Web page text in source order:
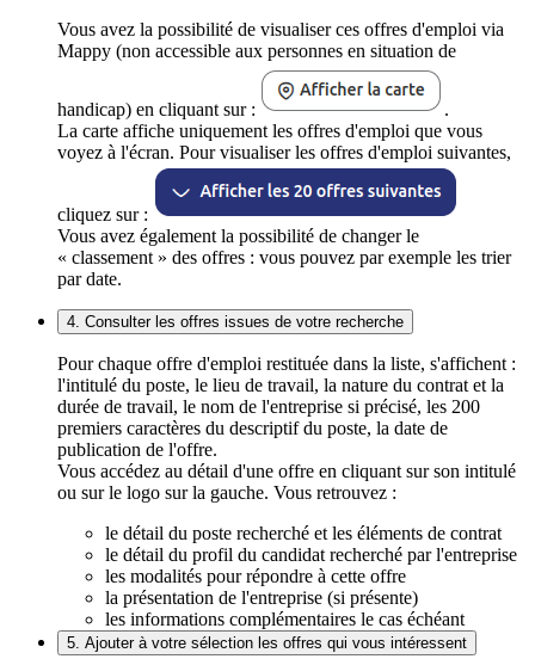
Vous avez la possibilité de visualiser ces offres d'emploi via
Mappy (non accessible aux personnes en situation de
handicap) en cliquant sur :
.
La carte affiche uniquement les offres d'emploi que vous
voyez à l'écran. Pour visualiser les offres d'emploi suivantes,
cliquez sur :
Vous avez également la possibilité de changer le
« classement » des offres : vous pouvez par exemple les trier
par date.
4. Consulter les offres issues de votre recherche
Pour chaque offre d'emploi restituée dans la liste, s'affichent :
l'intitulé du poste, le lieu de travail, la nature du contrat et la
durée de travail, le nom de l'entreprise si précisé, les 200
premiers caractères du descriptif du poste, la date de
publication de l'offre.
Vous accédez au détail d'une offre en cliquant sur son intitulé
ou sur le logo sur la gauche. Vous retrouvez :
le détail du poste recherché et les éléments de contrat
le détail du profil du candidat recherché par l'entreprise
les modalités pour répondre à cette offre
la présentation de l'entreprise (si présente)
les informations complémentaires le cas échéant
5. Ajouter à votre sélection les offres qui vous intéressent